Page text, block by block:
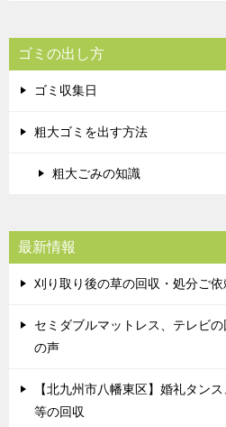
ゴミの出し方
ゴミ収集日
粗大ゴミを出す方法
粗大ごみの知識
最新情報
刈り取り後の草の回収・処分ご
セミダブルマットレス、テレビ
の声
【北九州市八幡東区】婚礼タン
等の回収